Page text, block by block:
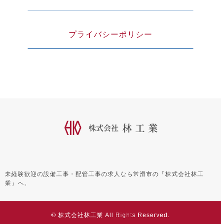
プライバシーポリシー
未経験歓迎の設備工事・配管工事の求人なら常滑市の「株式会社林工
業」へ。
© 株式会社林工業 All Rights Reserved.